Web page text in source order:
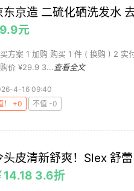
东京造 二硫化硒洗发水
元
方案 1 加购 购买 1 件 ( 换购 ) 2
价 ¥29.9 3... 查看全文
4-16 09:40
！ +0
不值 -0
头皮清新舒爽！Slex 舒
14.18 3.6折